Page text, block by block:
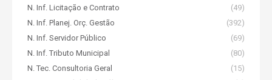
N. Inf. Licitação e Contrato
(49)
N. Inf. Planej. Orç. Gestão
(392)
N. Inf. Servidor Público
(69)
N. Inf. Tributo Municipal
(80)
N. Tec. Consultoria Geral
(15)